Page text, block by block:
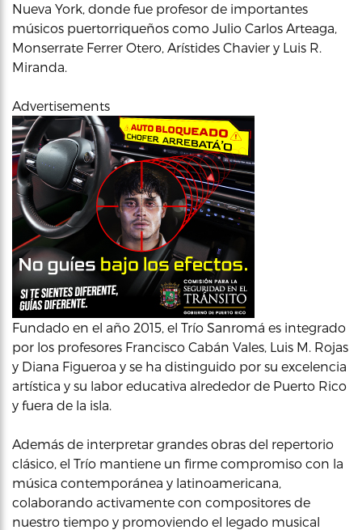
Nueva York, donde fue profesor de importantes
músicos puertorriqueños como Julio Carlos Arteaga,
Monserrate Ferrer Otero, Arístides Chavier y Luis R.
Miranda.
Advertisements
Fundado en el año 2015, el Trío Sanromá es integrado
por los profesores Francisco Cabán Vales, Luis M. Rojas
y Diana Figueroa y se ha distinguido por su excelencia
artística y su labor educativa alrededor de Puerto Rico
y fuera de la isla.
Además de interpretar grandes obras del repertorio
clásico, el Trío mantiene un firme compromiso con la
música contemporánea y latinoamericana,
colaborando activamente con compositores de
nuestro tiempo y promoviendo el legado musical